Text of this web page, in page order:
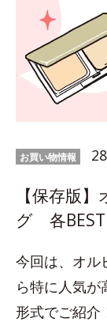
お買い物情報
【保存版
グ 各BEST
今回は、オル
ら特に人気
形式でご紹介